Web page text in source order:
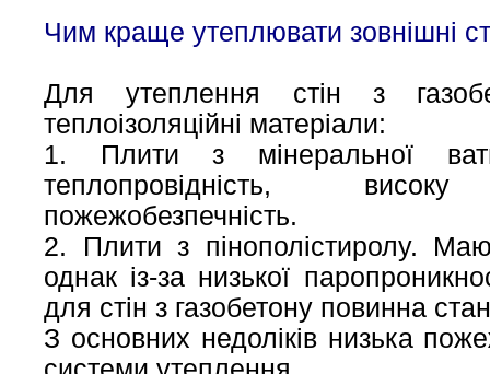
Чим краще утеплювати зовнішні
Для утеплення стін з
теплоізоляційні матеріали:
1. Плити з мінеральної
теплопровідність,
пожежобезпечність.
2. Плити з пінополістиролу.
однак із-за низької
для стін з газобетону повинна
З основних недоліків низька